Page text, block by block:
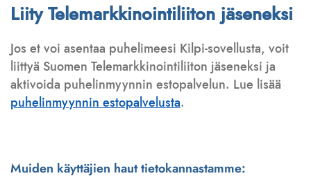
Liity Telemarkkinointiliiton jäseneksi
Jos et voi asentaa puhelimeesi Kilpi-sovellusta, voit
liittyä Suomen Telemarkkinointiliiton jäseneksi ja
aktivoida puhelinmyynnin estopalvelun. Lue lisää
puhelinmyynnin estopalvelusta.
Muiden käyttäjien haut tietokannastamme: